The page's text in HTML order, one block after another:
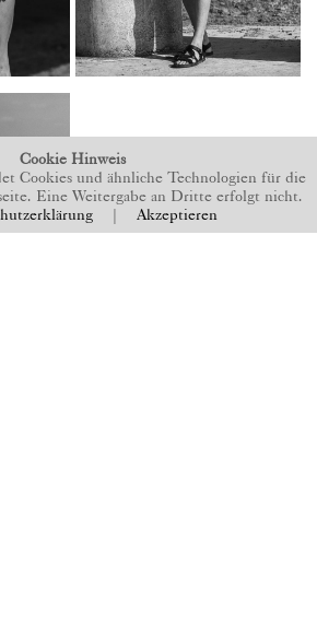
Cookie Hinweis
Cookies und ähnliche Technologien für die
Eine Weitergabe an Dritte erfolgt nicht.
Akzeptieren